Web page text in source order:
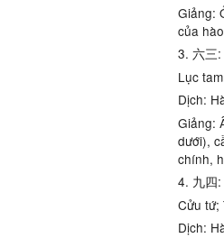
Giảng:
của
3. 六三:
Lục
Dịch:
Giảng:
dưới),
chính,
4. 九四:
Cửu tứ;
Dịch: